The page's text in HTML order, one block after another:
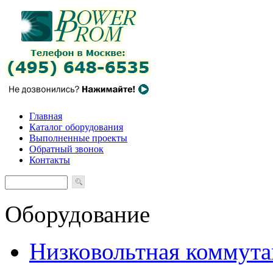
Главная
Каталог оборудования
Выполненные проекты
Обратный звонок
Контакты
Оборудование
Низковольтная